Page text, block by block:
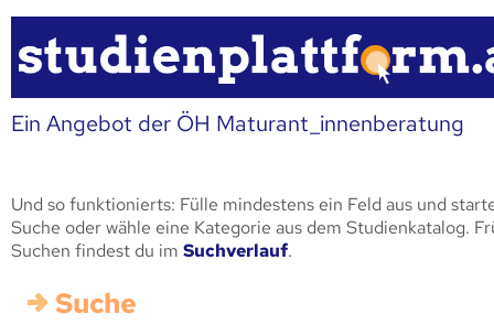
Ein Angebot der ÖH Maturant_innenberatung
Und so funktionierts: Fülle mindestens ein Feld aus und
Suche oder wähle eine Kategorie aus dem Studienkatalog.
Suchen findest du im Suchverlauf.
Suche